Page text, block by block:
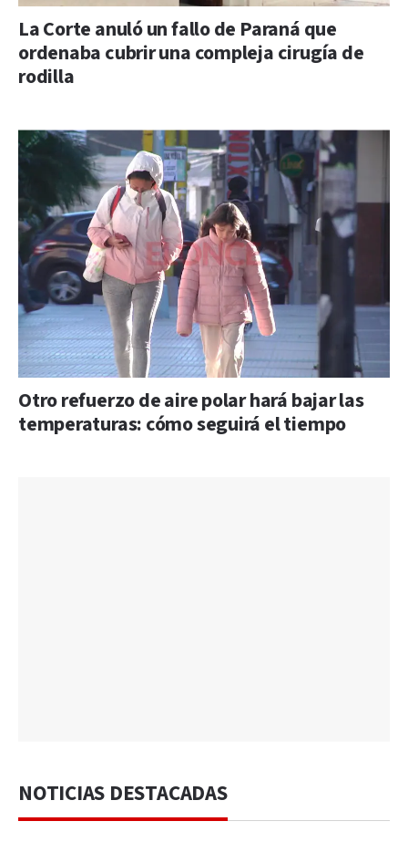
La Corte anuló un fallo de Paraná que
ordenaba cubrir una compleja cirugía de
rodilla
Otro refuerzo de aire polar hará bajar las
temperaturas: cómo seguirá el tiempo
NOTICIAS DESTACADAS